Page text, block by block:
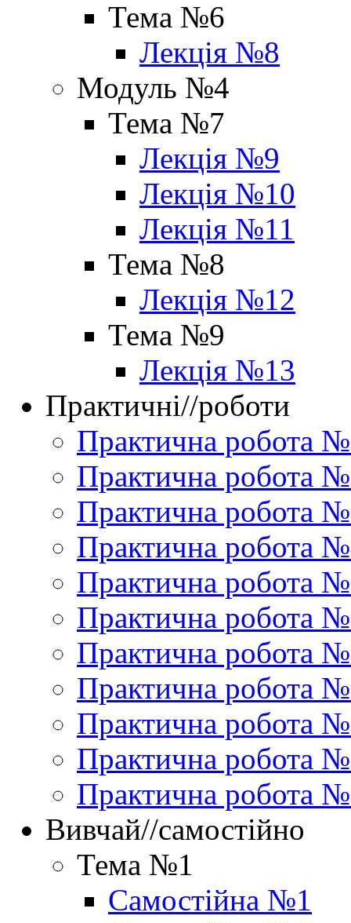
Тема №6
Лекція №8
Модуль №4
Тема №7
Лекція №9
Лекція №10
Лекція №11
Тема №8
Лекція №12
Тема №9
Лекція №13
Практичні//роботи
Практична робота
Практична робота
Практична робота
Практична робота
Практична робота
Практична робота
Практична робота
Практична робота
Практична робота
Практична робота
Практична робота
Вивчай//самостійно
Тема №1
Самостійна №1